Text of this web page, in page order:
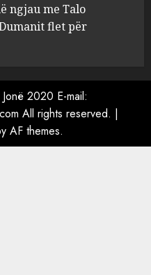
2025
Talo Çelën”,
e Nuredin Dumanit
që e
ngjau me Talo
flet për
2020 E-mail:
All rights reserved. |
AF themes.